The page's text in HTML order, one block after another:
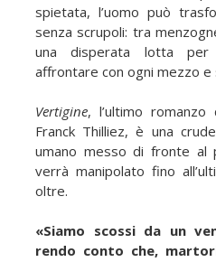
spietata, l’uomo può
senza scrupoli: tra
una disperata lotta per
affrontare con ogni mezzo
Vertigine, l’ultimo
Franck Thilliez, è una
umano messo di fronte al
verrà manipolato fino
oltre.
«Siamo scossi da un
rendo conto che,